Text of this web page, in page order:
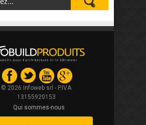
© 2026 Infoweb srl - P.IVA
13155920153
Qui sommes-nous